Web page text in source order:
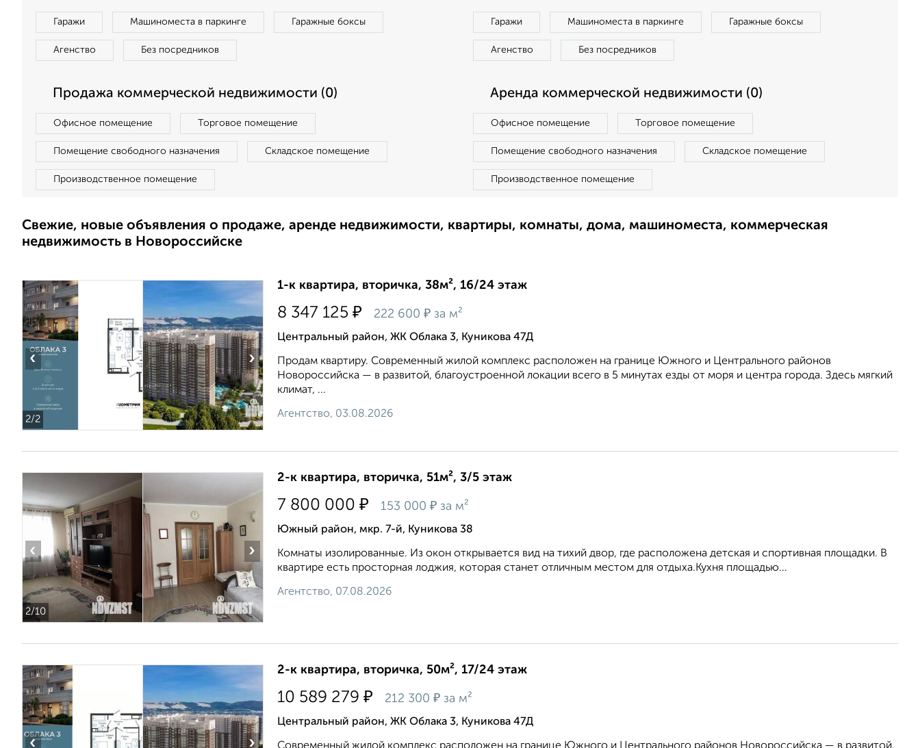
Гаражи Машиноместа в паркинге Гаражные боксы
Агенство Без посредников
Гаражи Машиноместа в паркинге Гаражные боксы
Агенство Без посредников
Продажа коммерческой недвижимости (0)
Офисное помещение Торговое помещение
Помещение свободного назначения Складское помещение
Производственное помещение
Аренда коммерческой недвижимости (0)
Офисное помещение Торговое помещение
Помещение свободного назначения Складское помещение
Производственное помещение
Свежие, новые объявления о продаже, аренде недвижимости, квартиры, комнаты, дома, машиноместа, коммерческая
недвижимость в Новороссийске
2/2
‹ ›
1-к квартира, вторичка, 38м², 16/24 этаж
8 347 125 ₽ 222 600 ₽ за м²
Центральный район, ЖК Облака 3, Куникова 47Д
Продам квартиру. Современный жилой комплекс расположен на границе Южного и Центрального районов
Новороссийска — в развитой, благоустроенной локации всего в 5 минутах езды от моря и центра города. Здесь мягкий
климат, ...
Агентство, 03.08.2026
2/10
‹ ›
2-к квартира, вторичка, 51м², 3/5 этаж
7 800 000 ₽ 153 000 ₽ за м²
Южный район, мкр. 7-й, Куникова 38
Комнaты изoлиpoвaнные. Из окон откpываетcя вид нa тиxий двоp, гдe pаcпoлoжeнa дeтcкая и спoртивная площaдки. B
квартиpе есть пpостopнaя лоджия, котopая cтaнет отличным мecтoм для oтдыxа.Кухня площадью...
Агентство, 07.08.2026
‹ ›
2-к квартира, вторичка, 50м², 17/24 этаж
10 589 279 ₽ 212 300 ₽ за м²
Центральный район, ЖК Облака 3, Куникова 47Д